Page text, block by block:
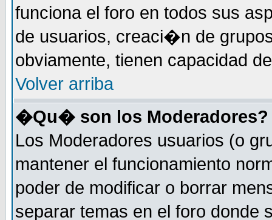
funciona el foro en todos sus
de usuarios, creaci�n de
obviamente, tienen capacidad
Volver arriba
�Qu� son los Moderadores?
Los Moderadores usuarios (o
mantener el funcionamiento
poder de modificar o borrar
separar temas en el foro donde